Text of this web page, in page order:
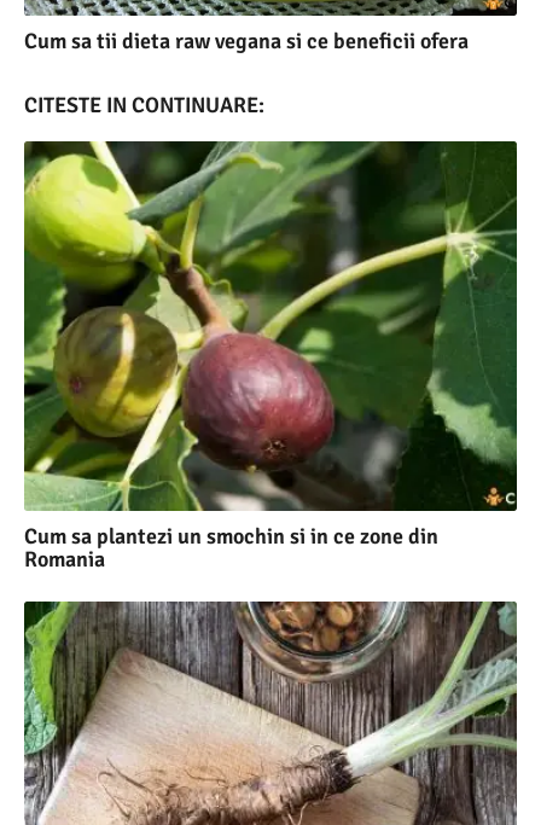
Cum sa tii dieta raw vegana si ce beneficii ofera
CITESTE IN CONTINUARE:
Cum sa plantezi un smochin si in ce zone din
Romania